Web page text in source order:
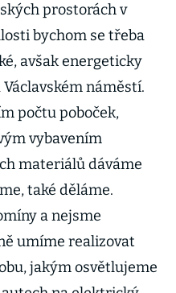
prostorách v
bychom se třeba
avšak energeticky
náměstí.
počtu poboček,
vybavením
materiálů dáváme
také děláme.
a nejsme
umíme realizovat
jakým osvětlujeme